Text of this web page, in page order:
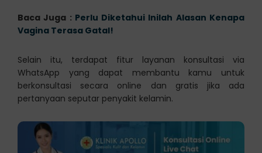
Baca Juga : Perlu Diketahui Inilah Alasan Kenapa
Vagina Terasa Gatal!
Selain itu, terdapat fitur layanan konsultasi via
WhatsApp yang dapat membantu kamu untuk
berkonsultasi secara online dan gratis jika ada
pertanyaan seputar penyakit kelamin.